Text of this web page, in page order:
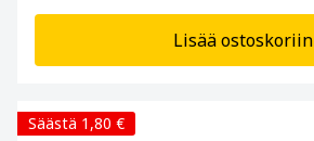
Lisää ostoskoriin
Säästä 1,80 €